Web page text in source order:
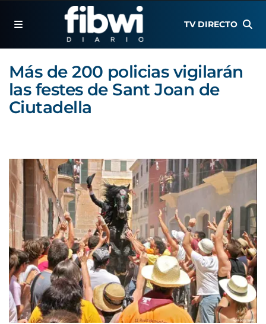
TV DIRECTO
Más de 200 policias vigilarán
las festes de Sant Joan de
Ciutadella